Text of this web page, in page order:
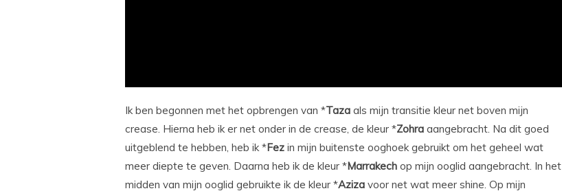
Ik ben begonnen met het opbrengen van *Taza als mijn transitie kleur net boven mijn
crease. Hierna heb ik er net onder in de crease, de kleur *Zohra aangebracht. Na dit goed
uitgeblend te hebben, heb ik *Fez in mijn buitenste ooghoek gebruikt om het geheel wat
meer diepte te geven. Daarna heb ik de kleur *Marrakech op mijn ooglid aangebracht. In het
midden van mijn ooglid gebruikte ik de kleur *Aziza voor net wat meer shine. Op mijn